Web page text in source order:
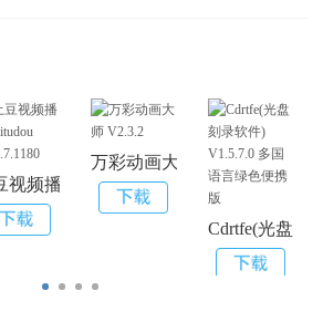
器) V1.10.6
视频播放器itudou V4.1.7.1180
万彩动画大师 V2.3.2
Cdrtfe(光盘刻